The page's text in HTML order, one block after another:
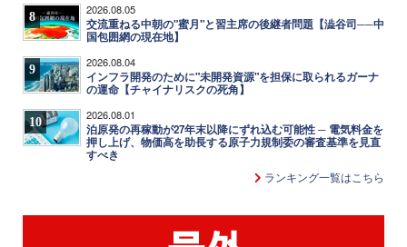
8 2026.08.05
交流重ねる中朝の"蜜月"と習主席の後継者問題【澁谷司──中
国包囲網の現在地】
9 2026.08.04
インフラ開発のために"未開発資源"を担保に取られるガーナ
の運命【チャイナリスクの死角】
10 2026.08.01
泊原発の再稼動が27年末以降にずれ込む可能性 ─ 電気料金を
押し上げ、物価高を助長する原子力規制委の審査基準を見直
すべき
ランキング一覧はこちら